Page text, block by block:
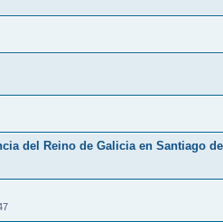
del Reino de Galicia en Santiago